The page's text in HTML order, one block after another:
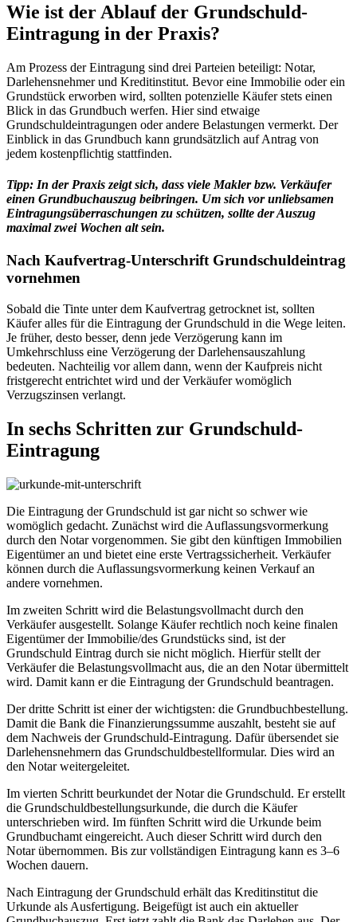
Wie ist der Ablauf der Grundschuld-
Eintragung in der Praxis?
Am Prozess der Eintragung sind drei Parteien beteiligt: Notar,
Darlehensnehmer und Kreditinstitut. Bevor eine Immobilie oder ein
Grundstück erworben wird, sollten potenzielle Käufer stets einen
Blick in das Grundbuch werfen. Hier sind etwaige
Grundschuldeintragungen oder andere Belastungen vermerkt. Der
Einblick in das Grundbuch kann grundsätzlich auf Antrag von
jedem kostenpflichtig stattfinden.
Tipp: In der Praxis zeigt sich, dass viele Makler bzw. Verkäufer
einen Grundbuchauszug beibringen. Um sich vor unliebsamen
Eintragungsüberraschungen zu schützen, sollte der Auszug
maximal zwei Wochen alt sein.
Nach Kaufvertrag-Unterschrift Grundschuldeintrag
vornehmen
Sobald die Tinte unter dem Kaufvertrag getrocknet ist, sollten
Käufer alles für die Eintragung der Grundschuld in die Wege leiten.
Je früher, desto besser, denn jede Verzögerung kann im
Umkehrschluss eine Verzögerung der Darlehensauszahlung
bedeuten. Nachteilig vor allem dann, wenn der Kaufpreis nicht
fristgerecht entrichtet wird und der Verkäufer womöglich
Verzugszinsen verlangt.
In sechs Schritten zur Grundschuld-
Eintragung
Die Eintragung der Grundschuld ist gar nicht so schwer wie
womöglich gedacht. Zunächst wird die Auflassungsvormerkung
durch den Notar vorgenommen. Sie gibt den künftigen Immobilien
Eigentümer an und bietet eine erste Vertragssicherheit. Verkäufer
können durch die Auflassungsvormerkung keinen Verkauf an
andere vornehmen.
Im zweiten Schritt wird die Belastungsvollmacht durch den
Verkäufer ausgestellt. Solange Käufer rechtlich noch keine finalen
Eigentümer der Immobilie/des Grundstücks sind, ist der
Grundschuld Eintrag durch sie nicht möglich. Hierfür stellt der
Verkäufer die Belastungsvollmacht aus, die an den Notar übermittelt
wird. Damit kann er die Eintragung der Grundschuld beantragen.
Der dritte Schritt ist einer der wichtigsten: die Grundbuchbestellung.
Damit die Bank die Finanzierungssumme auszahlt, besteht sie auf
dem Nachweis der Grundschuld-Eintragung. Dafür übersendet sie
Darlehensnehmern das Grundschuldbestellformular. Dies wird an
den Notar weitergeleitet.
Im vierten Schritt beurkundet der Notar die Grundschuld. Er erstellt
die Grundschuldbestellungsurkunde, die durch die Käufer
unterschrieben wird. Im fünften Schritt wird die Urkunde beim
Grundbuchamt eingereicht. Auch dieser Schritt wird durch den
Notar übernommen. Bis zur vollständigen Eintragung kann es 3–6
Wochen dauern.
Nach Eintragung der Grundschuld erhält das Kreditinstitut die
Urkunde als Ausfertigung. Beigefügt ist auch ein aktueller